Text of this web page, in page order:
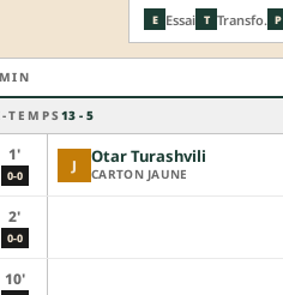
E Essai T Transfo. P
MIN
13 - 5
1'
0-0
J Otar Turashvili
CARTON JAUNE
2'
0-0
10'